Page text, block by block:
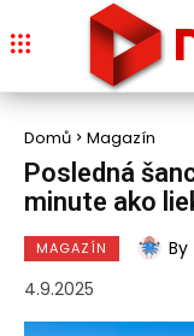
Domů Magazín
Posledná
minute ako
MAGAZÍN By
4.9.2025